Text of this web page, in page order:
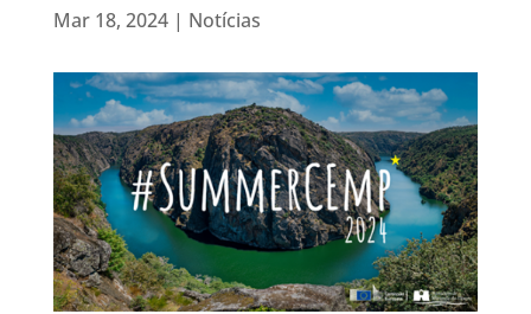
Mar 18, 2024| Notícias